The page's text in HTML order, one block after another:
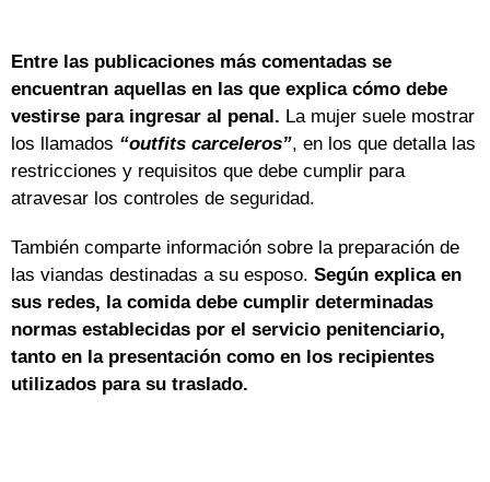
Entre las publicaciones más comentadas se
encuentran aquellas en las que explica cómo debe
vestirse para ingresar al penal. La mujer suele mostrar
los llamados “outfits carceleros”, en los que detalla las
restricciones y requisitos que debe cumplir para
atravesar los controles de seguridad.
También comparte información sobre la preparación de
las viandas destinadas a su esposo. Según explica en
sus redes, la comida debe cumplir determinadas
normas establecidas por el servicio penitenciario,
tanto en la presentación como en los recipientes
utilizados para su traslado.